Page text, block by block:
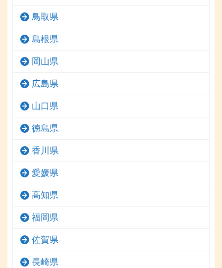
鳥取県
島根県
岡山県
広島県
山口県
徳島県
香川県
愛媛県
高知県
福岡県
佐賀県
長崎県